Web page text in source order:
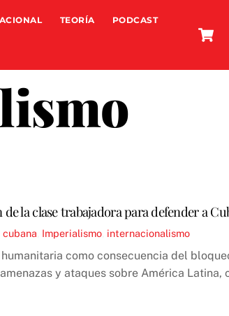
TEORÍA PODCAST
la clase trabajadora para defender a
Imperialismo internacionalismo
como consecuencia del
y ataques sobre América Latina,